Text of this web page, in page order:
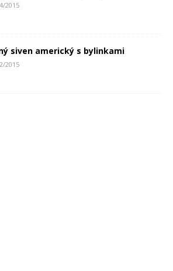
2015
siven americký s bylinkami
2015